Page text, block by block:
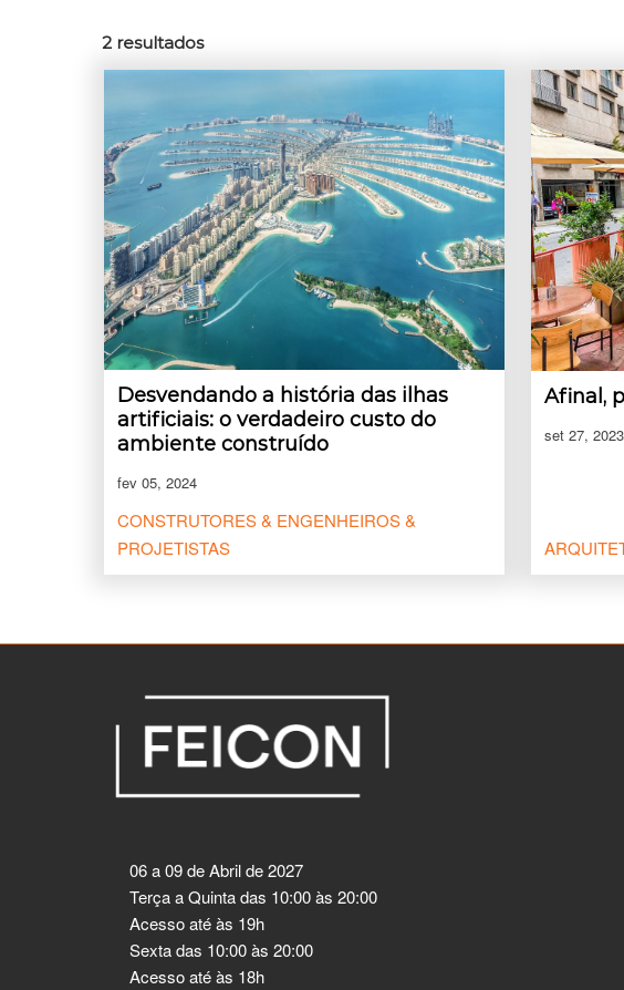
2 resultados
Desvendando a história das ilhas
artificiais: o verdadeiro custo do
ambiente construído
fev 05, 2024
CONSTRUTORES & ENGENHEIROS &
PROJETISTAS
Afinal,
set 27, 2023
06 a 09 de Abril de 2027
Terça a Quinta das 10:00 às 20:00
Acesso até às 19h
Sexta das 10:00 às 20:00
Acesso até às 18h